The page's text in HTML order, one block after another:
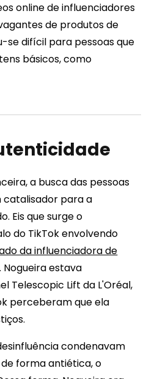
online de influenciadores
de produtos de
se difícil para pessoas que
básicos, como
a busca das pessoas
catalisador para a
Eis que surge o
do TikTok envolvendo
da influenciadora de
Nogueira estava
Telescopic Lift da L'Oréal,
perceberam que ela
condenavam
forma antiética, o